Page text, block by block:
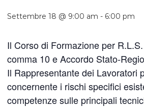
Settembre 18 @ 9:00 am - 6:00 pm
Il Corso di Formazione per
comma 10 e Accordo Stato-
Il Rappresentante dei Lavoratori
concernente i rischi specifici
competenze sulle principali